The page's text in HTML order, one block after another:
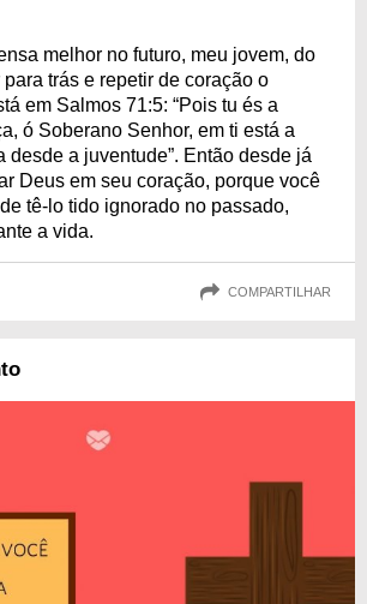
melhor no futuro, meu jovem, do
trás e repetir de coração o
em Salmos 71:5: “Pois tu és a
ó Soberano Senhor, em ti está a
desde a juventude”. Então desde já
Deus em seu coração, porque você
tê-lo tido ignorado no passado,
a vida.
COMPARTILHAR